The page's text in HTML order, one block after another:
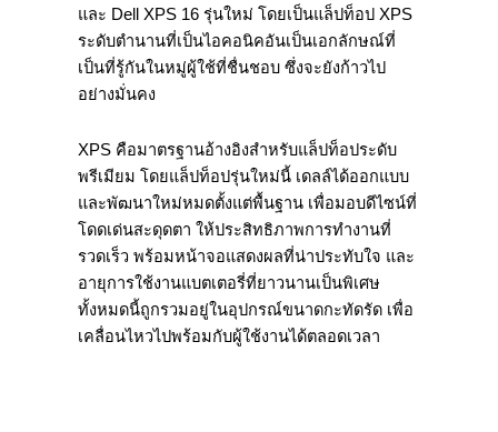
และ Dell XPS 16 รุ่นใหม่ โดยเป็นแล็ปท็อป XPS
ระดับตำนานที่เป็นไอคอนิคอันเป็นเอกลักษณ์ที่
เป็นที่รู้กันในหมู่ผู้ใช้ที่ชื่นชอบ ซึ่งจะยังก้าวไป
อย่างมั่นคง
XPS คือมาตรฐานอ้างอิงสำหรับแล็ปท็อประดับ
พรีเมียม โดยแล็ปท็อปรุ่นใหม่นี้ เดลล์ได้ออกแบบ
และพัฒนาใหม่หมดตั้งแต่พื้นฐาน เพื่อมอบดีไซน์ที่
โดดเด่นสะดุดตา ให้ประสิทธิภาพการทำงานที่
รวดเร็ว พร้อมหน้าจอแสดงผลที่น่าประทับใจ และ
อายุการใช้งานแบตเตอรี่ที่ยาวนานเป็นพิเศษ
ทั้งหมดนี้ถูกรวมอยู่ในอุปกรณ์ขนาดกะทัดรัด เพื่อ
เคลื่อนไหวไปพร้อมกับผู้ใช้งานได้ตลอดเวลา